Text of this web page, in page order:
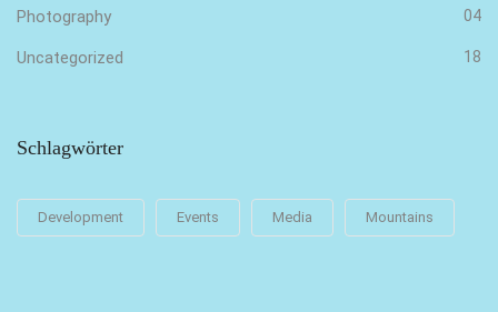
Photography 04
Uncategorized 18
Schlagwörter
Development Events Media Mountains